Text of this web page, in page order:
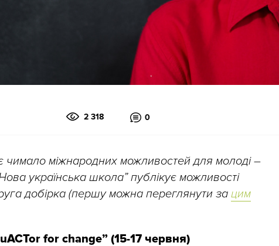
2 318 0
міжнародних можливостей для молоді–
українська школа” публікує можливості
добірка (першу можна переглянути за цим
for change” (15-17 червня)